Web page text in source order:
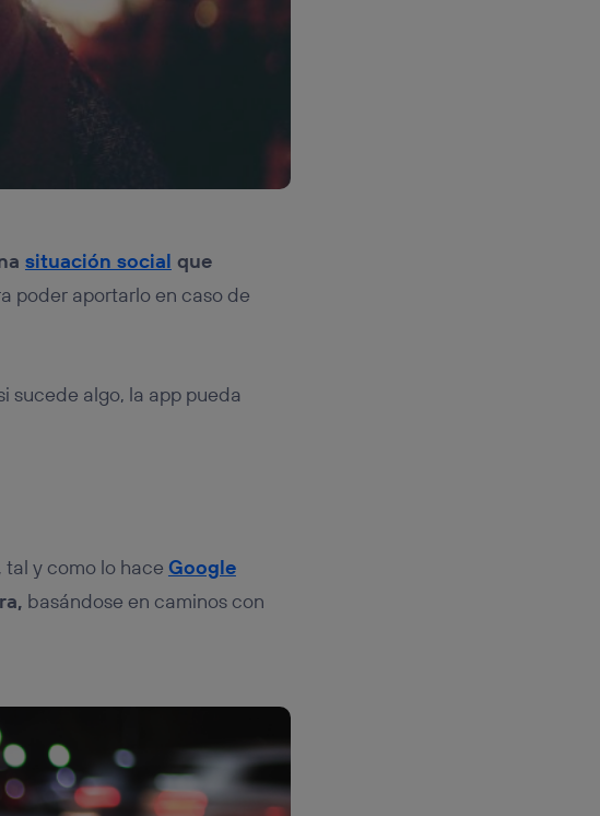
situación social que
poder aportarlo en caso de
sucede algo, la app pueda
tal y como lo hace Google
basándose en caminos con